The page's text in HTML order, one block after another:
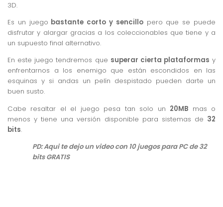
3D.
Es un juego bastante corto y sencillopero que se puede
disfrutar y alargar gracias a los coleccionables que tiene y a
un supuesto final alternativo.
En este juego tendremos que superar cierta plataformas y
enfrentarnos a los enemigo que están escondidos en las
esquinas y si andas un pelín despistado pueden darte un
buen susto.
Cabe resaltar el el juego pesa tan solo un 20MB mas o
menos y tiene una versión disponible para sistemas de 32
bits.
PD: Aqui te dejo un video con 10 juegos para PC de 32
bits GRATIS